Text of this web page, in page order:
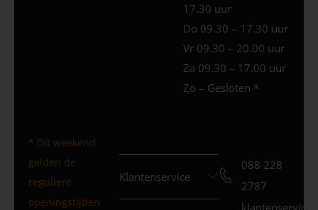
17.30 uur
Do 09.30 – 17.30 uur
Vr 09.30 – 20.00 uur
Za 09.30 – 17.00 uur
Zo – Gesloten *
* Dit weekend
gelden de
reguliere
openingstijden
Klantenservice
088 228
2787